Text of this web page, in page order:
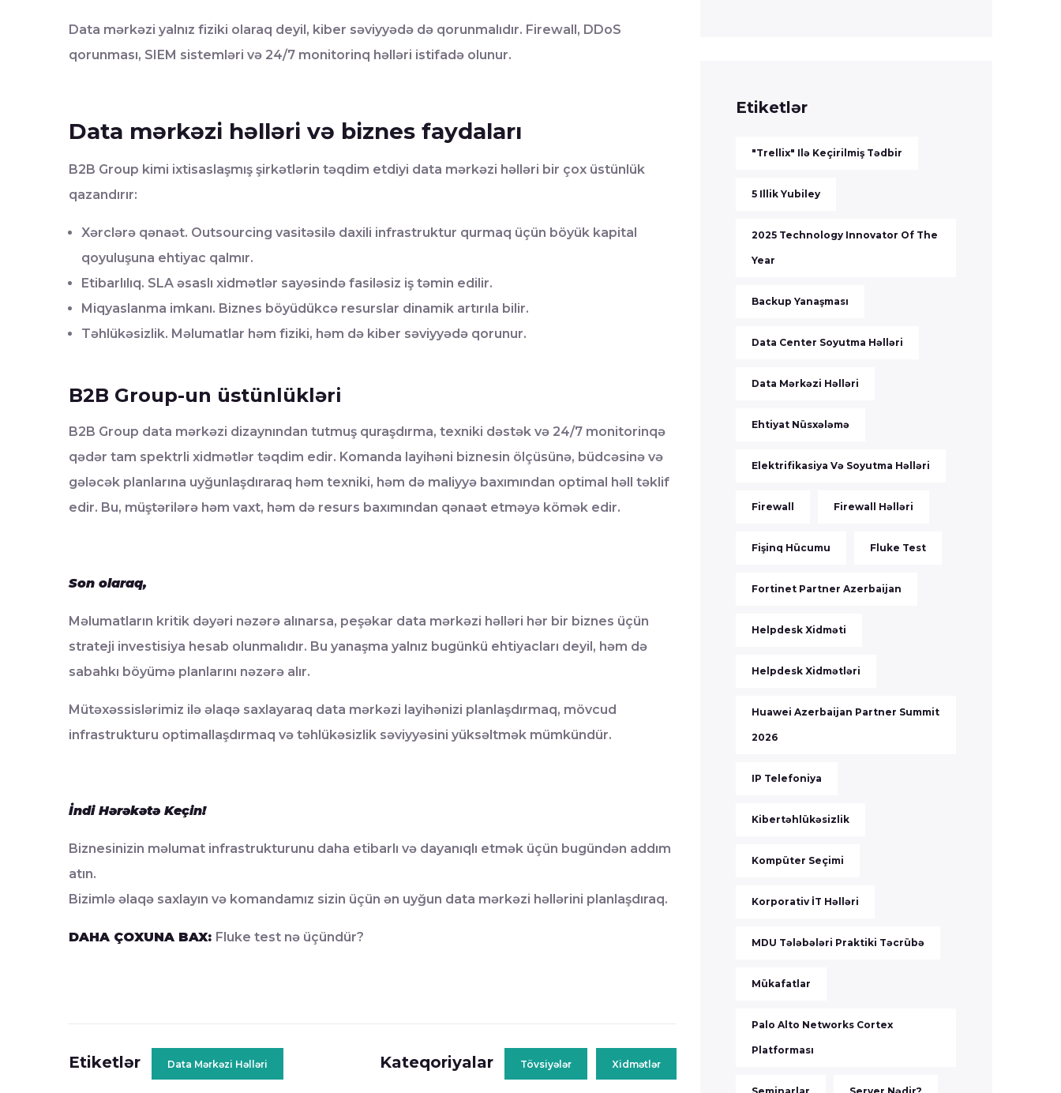
Data mərkəzi yalnız fiziki olaraq deyil, kiber səviyyədə də qorunmalıdır. Firewall, DDoS
qorunması, SIEM sistemləri və 24/7 monitorinq həlləri istifadə olunur.
Data mərkəzi həlləri və biznes faydaları
B2B Group kimi ixtisaslaşmış şirkətlərin təqdim etdiyi data mərkəzi həlləri bir çox üstünlük
qazandırır:
Xərclərə qənaət. Outsourcing vasitəsilə daxili infrastruktur qurmaq üçün böyük kapital
qoyuluşuna ehtiyac qalmır.
Etibarlılıq. SLA əsaslı xidmətlər sayəsində fasiləsiz iş təmin edilir.
Miqyaslanma imkanı. Biznes böyüdükcə resurslar dinamik artırıla bilir.
Təhlükəsizlik. Məlumatlar həm fiziki, həm də kiber səviyyədə qorunur.
B2B Group-un üstünlükləri
B2B Group data mərkəzi dizaynından tutmuş quraşdırma, texniki dəstək və 24/7 monitorinqə
qədər tam spektrli xidmətlər təqdim edir. Komanda layihəni biznesin ölçüsünə, büdcəsinə və
gələcək planlarına uyğunlaşdıraraq həm texniki, həm də maliyyə baxımından optimal həll təklif
edir. Bu, müştərilərə həm vaxt, həm də resurs baxımından qənaət etməyə kömək edir.
Son olaraq,
Məlumatların kritik dəyəri nəzərə alınarsa, peşəkar data mərkəzi həlləri hər bir biznes üçün
strateji investisiya hesab olunmalıdır. Bu yanaşma yalnız bugünkü ehtiyacları deyil, həm də
sabahkı böyümə planlarını nəzərə alır.
Mütəxəssislərimiz ilə əlaqə saxlayaraq data mərkəzi layihənizi planlaşdırmaq, mövcud
infrastrukturu optimallaşdırmaq və təhlükəsizlik səviyyəsini yüksəltmək mümkündür.
İndi Hərəkətə Keçin!
Biznesinizin məlumat infrastrukturunu daha etibarlı və dayanıqlı etmək üçün bugündən addım
atın.
Bizimlə əlaqə saxlayın və komandamız sizin üçün ən uyğun data mərkəzi həllərini planlaşdıraq.
DAHA ÇOXUNA BAX: Fluke test nə üçündür?
Etiketlər Data Mərkəzi Həlləri Kateqoriyalar Tövsiyələr Xidmətlər
Etiketlər
"Trellix" Ilə Keçirilmiş Tədbir
5 Illik Yubiley
2025 Technology Innovator Of The
Year
Backup Yanaşması
Data Center Soyutma Həlləri
Data Mərkəzi Həlləri
Ehtiyat Nüsxələmə
Elektrifikasiya Və Soyutma Həlləri
Firewall Firewall Həlləri
Fişinq Hücumu Fluke Test
Fortinet Partner Azerbaijan
Helpdesk Xidməti
Helpdesk Xidmətləri
Huawei Azerbaijan Partner Summit
2026
IP Telefoniya
Kibertəhlükəsizlik
Kompüter Seçimi
Korporativ İT Həlləri
MDU Tələbələri Praktiki Təcrübə
Mükafatlar
Palo Alto Networks Cortex
Platforması